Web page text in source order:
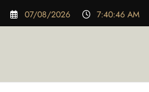
Saltar
07/08/2026 7:40:47 AM